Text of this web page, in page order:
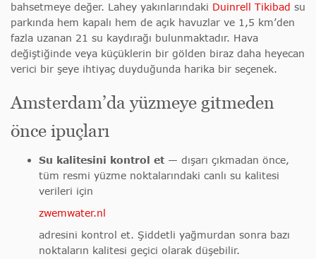
bahsetmeye değer. Lahey yakınlarındaki Duinrell Tikibad su
parkında hem kapalı hem de açık havuzlar ve 1,5 km’den
fazla uzanan 21 su kaydırağı bulunmaktadır. Hava
değiştiğinde veya küçüklerin bir gölden biraz daha heyecan
verici bir şeye ihtiyaç duyduğunda harika bir seçenek.
Amsterdam’da yüzmeye gitmeden
önce ipuçları
Su kalitesini kontrol et — dışarı çıkmadan önce,
tüm resmi yüzme noktalarındaki canlı su kalitesi
verileri için
zwemwater.nl
adresini kontrol et. Şiddetli yağmurdan sonra bazı
noktaların kalitesi geçici olarak düşebilir.